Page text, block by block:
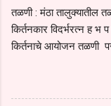
तळणी : मंठा तालुक्यातील
किर्तनकार विदर्भरत्न ह भ
किर्तनाचे आयोजन तळणी
तुकाराम महाराज
नोहे* *येरती माईक